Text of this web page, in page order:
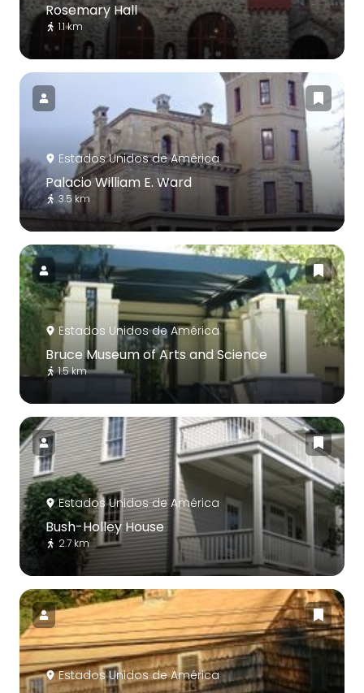
Rosemary Hall
1.1 km
Estados Unidos de América
Palacio William E. Ward
3.5 km
Estados Unidos de América
Bruce Museum of Arts and Science
1.5 km
Estados Unidos de América
Bush-Holley House
2.7 km
Estados Unidos de América